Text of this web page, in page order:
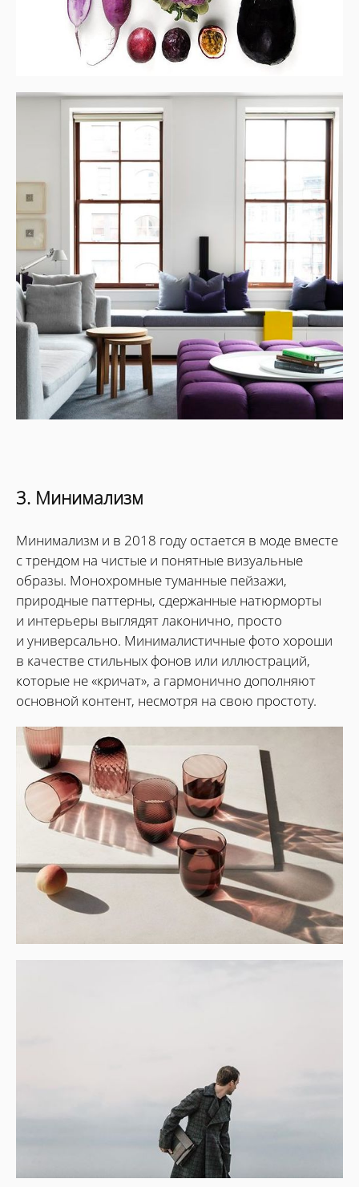
3. Минимализм
Минимализм и в 2018 году остается в моде вместе
с трендом на чистые и понятные визуальные
образы. Монохромные туманные пейзажи,
природные паттерны, сдержанные натюрморты
и интерьеры выглядят лаконично, просто
и универсально. Минималистичные фото хороши
в качестве стильных фонов или иллюстраций,
которые не «кричат», а гармонично дополняют
основной контент, несмотря на свою простоту.